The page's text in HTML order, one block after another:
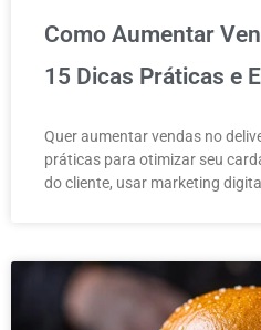
Como Aumentar
15 Dicas Práticas e
Quer aumentar vendas no
práticas para otimizar seu
do cliente, usar marketing